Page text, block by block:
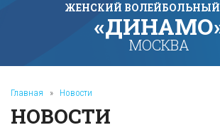
ЖЕНСКИЙ
МОСКВА
Главная » Новости
НОВОСТИ